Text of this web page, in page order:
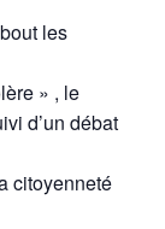
les
» , le
d’un débat
citoyenneté